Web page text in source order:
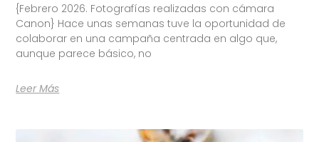
{Febrero 2026. Fotografías realizadas con cámara
Canon} Hace unas semanas tuve la oportunidad de
colaborar en una campaña centrada en algo que,
aunque parece básico, no
Leer Más